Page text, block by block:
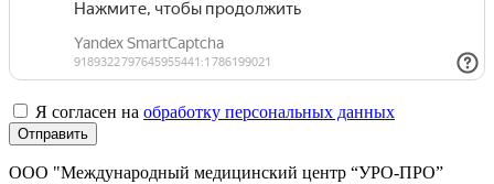
Я согласен на обработку персональных данных
Отправить
ООО "Международный медицинский центр “УРО-ПРО”